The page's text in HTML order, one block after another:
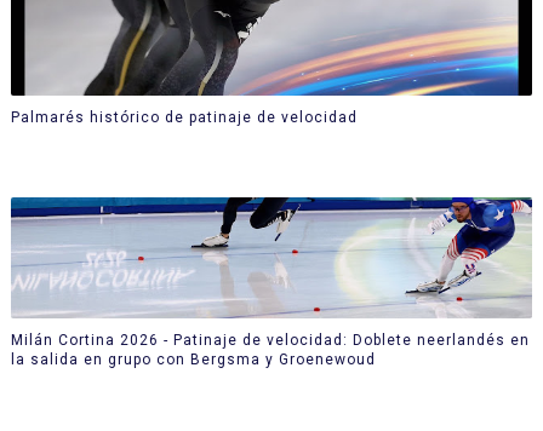
Palmarés histórico de patinaje de velocidad
Milán Cortina 2026 - Patinaje de velocidad: Doblete neerlandés en
la salida en grupo con Bergsma y Groenewoud